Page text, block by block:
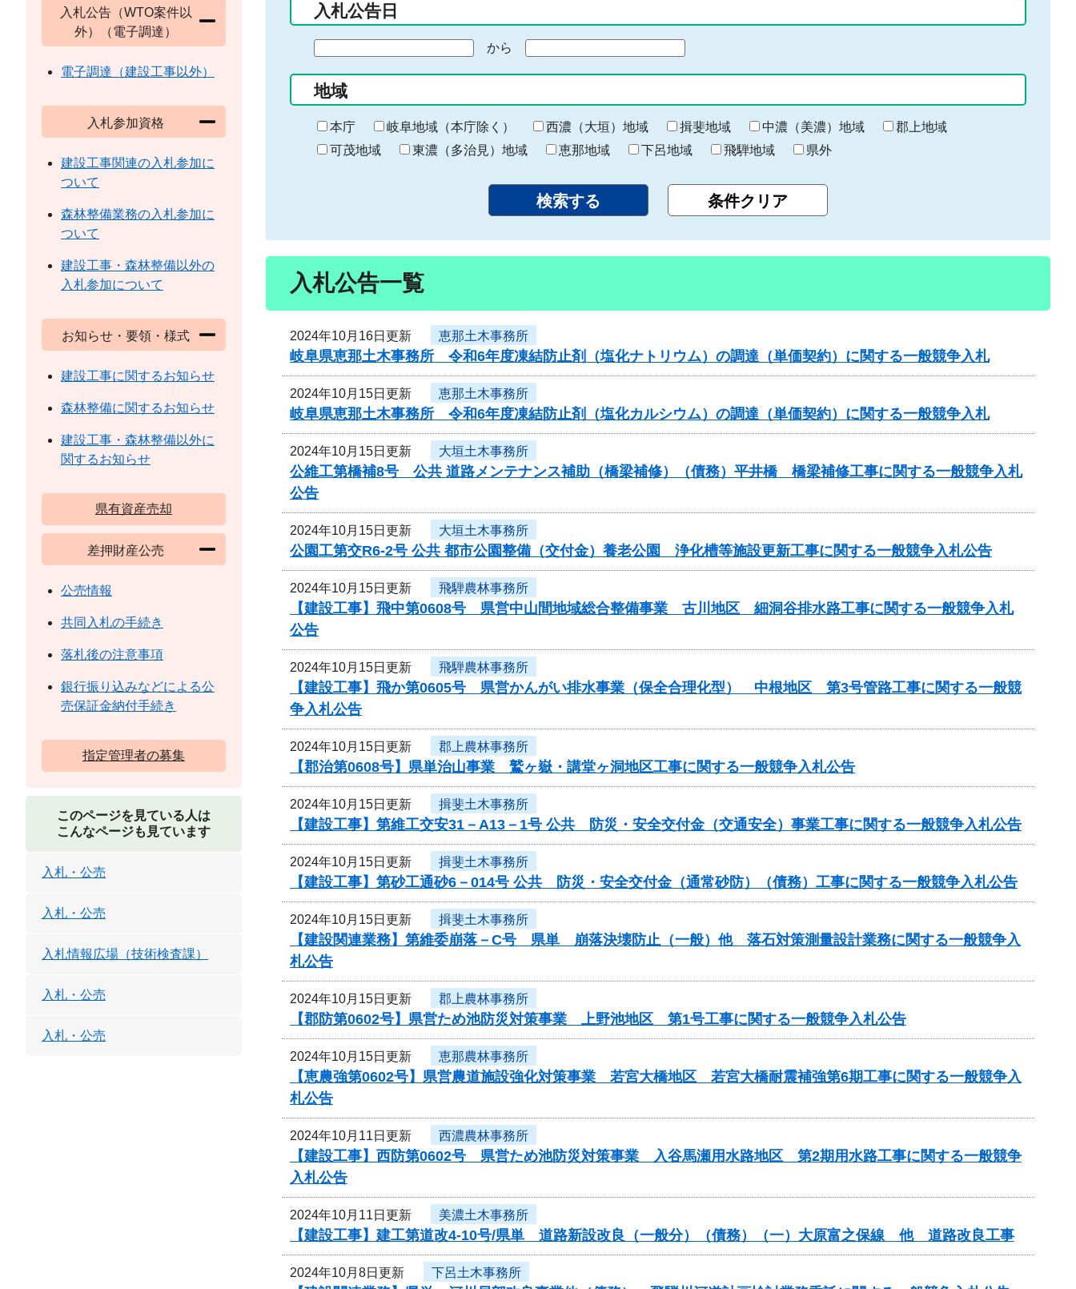
入札公告日
の
始
ま
り
から
終
わ
り
地域
本庁 岐阜地域（本庁除く） 西濃（大垣）地域 揖斐地域 中濃（美濃）地域
郡上地域
可茂地域
東濃（多治見）地域 恵那地域 下呂地域 飛騨地域 県外
入札公告一覧
2024年10月16日更新 恵那土木事務所
岐阜県恵那土木事務所 令和6年度凍結防止剤（塩化ナトリウム）の調達（単価契約）に関する一般競争入札
2024年10月15日更新 恵那土木事務所
岐阜県恵那土木事務所 令和6年度凍結防止剤（塩化カルシウム）の調達（単価契約）に関する一般競争入札
2024年10月15日更新 大垣土木事務所
公維工第橋補8号 公共 道路メンテナンス補助（橋梁補修）（債務）平井橋 橋梁補修工事に関する一般競争入札
公告
2024年10月15日更新 大垣土木事務所
公園工第交R6-2号 公共 都市公園整備（交付金）養老公園 浄化槽等施設更新工事に関する一般競争入札公告
2024年10月15日更新 飛騨農林事務所
【建設工事】飛中第0608号 県営中山間地域総合整備事業 古川地区 細洞谷排水路工事に関する一般競争入札
公告
2024年10月15日更新 飛騨農林事務所
【建設工事】飛か第0605号 県営かんがい排水事業（保全合理化型） 中根地区 第3号管路工事に関する一般競
争入札公告
2024年10月15日更新 郡上農林事務所
【郡治第0608号】県単治山事業 鷲ヶ嶽・講堂ヶ洞地区工事に関する一般競争入札公告
2024年10月15日更新 揖斐土木事務所
【建設工事】第維工交安31－A13－1号 公共 防災・安全交付金（交通安全）事業工事に関する一般競争入札公告
2024年10月15日更新 揖斐土木事務所
【建設工事】第砂工通砂6－014号 公共 防災・安全交付金（通常砂防）（債務）工事に関する一般競争入札公告
2024年10月15日更新 揖斐土木事務所
【建設関連業務】第維委崩落－C号 県単 崩落決壊防止（一般）他 落石対策測量設計業務に関する一般競争入
札公告
2024年10月15日更新 郡上農林事務所
【郡防第0602号】県営ため池防災対策事業 上野池地区 第1号工事に関する一般競争入札公告
2024年10月15日更新 恵那農林事務所
【恵農強第0602号】県営農道施設強化対策事業 若宮大橋地区 若宮大橋耐震補強第6期工事に関する一般競争入
札公告
2024年10月11日更新 西濃農林事務所
【建設工事】西防第0602号 県営ため池防災対策事業 入谷馬瀬用水路地区 第2期用水路工事に関する一般競争
入札公告
2024年10月11日更新 美濃土木事務所
【建設工事】建工第道改4-10号/県単 道路新設改良（一般分）（債務）（一）大原富之保線 他 道路改良工事
2024年10月8日更新 下呂土木事務所
入札公告（WTO案件以
外）（電子調達）
電子調達（建設工事以外）
入札参加資格
建設工事関連の入札参加に
ついて
森林整備業務の入札参加に
ついて
建設工事・森林整備以外の
入札参加について
お知らせ・要領・様式
建設工事に関するお知らせ
森林整備に関するお知らせ
建設工事・森林整備以外に
関するお知らせ
県有資産売却
差押財産公売
公売情報
共同入札の手続き
落札後の注意事項
銀行振り込みなどによる公
売保証金納付手続き
指定管理者の募集
このページを見ている人は
こんなページも見ています
入札・公売
入札・公売
入札情報広場（技術検査課）
入札・公売
入札・公売